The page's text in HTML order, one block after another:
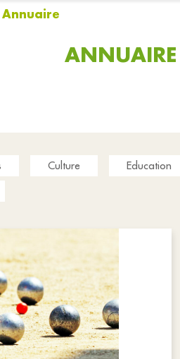
ANNUAIRE
Culture Education